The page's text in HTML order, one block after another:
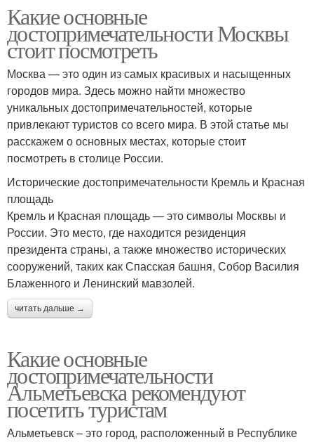
Какие основные
достопримечательности Москвы
стоит посмотреть
Москва — это один из самых красивых и насыщенных
городов мира. Здесь можно найти множество
уникальных достопримечательностей, которые
привлекают туристов со всего мира. В этой статье мы
расскажем о основных местах, которые стоит
посмотреть в столице России.
Исторические достопримечательности Кремль и Красная
площадь
Кремль и Красная площадь — это символы Москвы и
России. Это место, где находится резиденция
президента страны, а также множество исторических
сооружений, таких как Спасская башня, Собор Василия
Блаженного и Ленинский мавзолей.
читать дальше →
Какие основные
достопримечательности
Альметьевска рекомендуют
посетить туристам
Альметьевск – это город, расположенный в Республике